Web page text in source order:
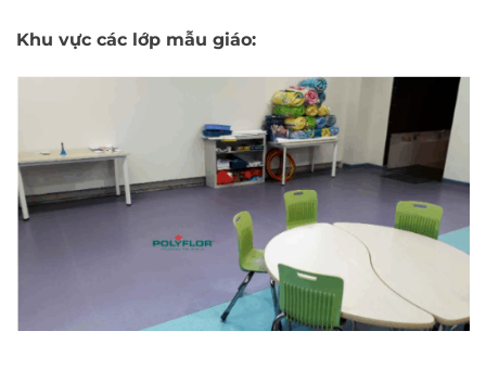
Khu vực các lớp mẫu giáo: